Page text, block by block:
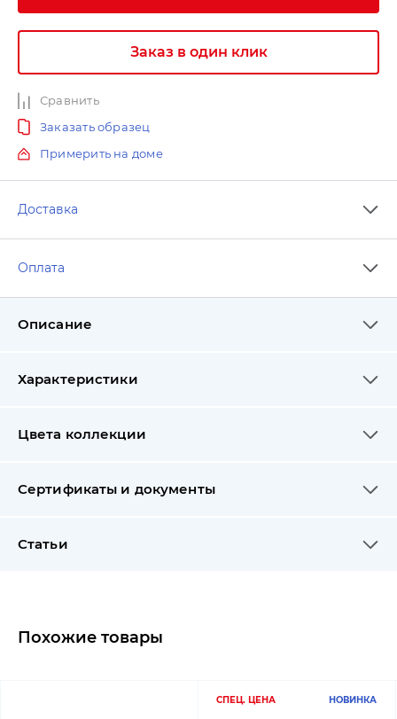
Заказ в один клик
Сравнить
Заказать образец
Примерить на доме
Доставка
Оплата
Описание
Характеристики
Цвета коллекции
Сертификаты и документы
Статьи
Похожие товары
СПЕЦ. ЦЕНА НОВИНКА